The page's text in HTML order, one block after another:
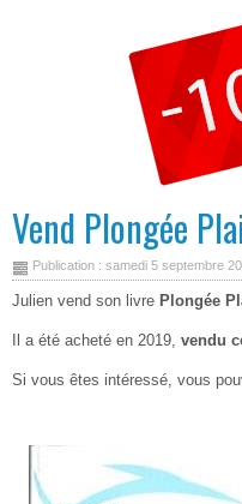
Vend Plongée
Publication : samedi 5 septembre
Julien vend son livre Plongée
Il a été acheté en 2019, vendu
Si vous êtes intéressé, vous